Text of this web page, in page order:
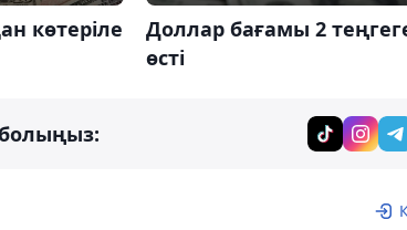
көтеріле
Доллар бағамы 2
өсті